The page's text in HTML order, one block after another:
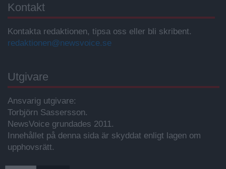
Kontakt
Kontakta redaktionen, tipsa oss eller bli skribent.
redaktionen@newsvoice.se
Utgivare
Ansvarig utgivare:
Torbjörn Sassersson.
NewsVoice grundades 2011.
Innehållet på denna sida är skyddat enligt lagen om
upphovsrätt.